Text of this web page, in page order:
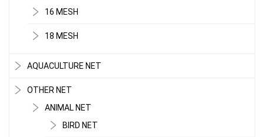
16 MESH
18 MESH
AQUACULTURE NET
OTHER NET
ANIMAL NET
BIRD NET